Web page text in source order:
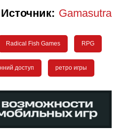
Источник: Gamasutra
Radical Fish Games RPG
доступ ретро игры